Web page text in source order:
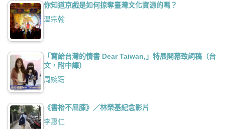
你知道京戲是如何掠奪臺灣文化資源的嗎？
溫宗翰
「寫給台灣的情書 Dear Taiwan,」特展開幕致詞稿（台
文，附中譯）
周婉窈
《書枱不屈膝》／林榮基紀念影片
李惠仁